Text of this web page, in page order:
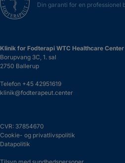
Din garanti for en professionel
Klinik for Fodterapi WTC Healthcare Center
Borupvang 3C, 1. sal
2750 Ballerup
Telefon +45 42951619
klinik@fodterapeut.center
CVR: 37854670
Cookie- og privatlivspolitik
Datapolitik